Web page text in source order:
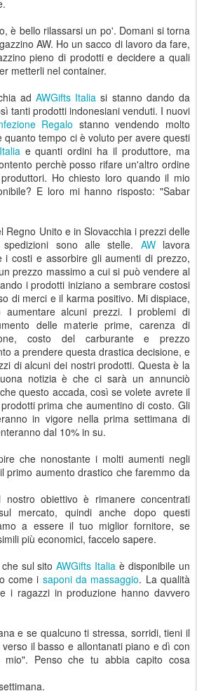
è bello rilassarsi un po'. Domani si torna
AW. Ho un sacco di lavoro da fare,
pieno di prodotti e decidere a quali
metterli nel container.
ad AWGifts Italia si stanno dando da
tanti prodotti indonesiani venduti. I nuovi
Regalo stanno vendendo molto
quanto tempo ci è voluto per avere questi
e quanti ordini ha il produttore, ma
perchè posso rifare un'altro ordine
Ho chiesto loro quando il mio
E loro mi hanno risposto: "Sabar
Regno Unito e in Slovacchia i prezzi delle
sono alle stelle. AWlavora
i costi e assorbire gli aumenti di prezzo,
prezzo massimo a cui si può vendere al
i prodotti iniziano a sembrare costosi
di merci e il karma positivo. Mi dispiace,
aumentare alcuni prezzi. I problemi di
delle materie prime, carenza di
costo del carburante e prezzo
a prendere questa drastica decisione, e
di alcuni dei nostri prodotti. Questa è la
notizia è che ci sarà un annunciò
questo accada, così se volete avrete il
prima che aumentino di costo. Gli
in vigore nella prima settimana di
dal 10% in su.
che nonostante i molti aumenti negli
primo aumento drastico che faremmo da
obiettivo è rimanere concentrati
mercato, quindi anche dopo questi
a essere il tuo miglior fornitore, se
più economici, faccelo sapere.
che sul sitoAWGifts Italia è disponibile un
come i saponi da massaggio. La qualità
i ragazzi in produzione hanno davvero
e se qualcuno ti stressa, sorridi, tieni il
il basso e allontanati piano e dì con
mio". Penso che tu abbia capito cosa